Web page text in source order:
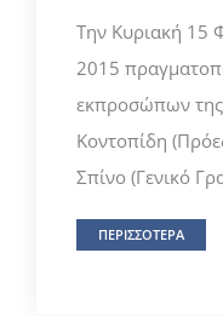
Την Κυριακή 15
2015
εκπροσώπων της
Κοντοπίδη
Σπίνο (Γενικό
ΠΕΡΙΣΣΟΤΕΡΑ